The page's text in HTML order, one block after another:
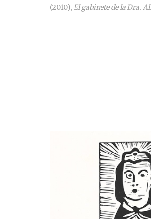
(2010), El gabinete de la Dra.